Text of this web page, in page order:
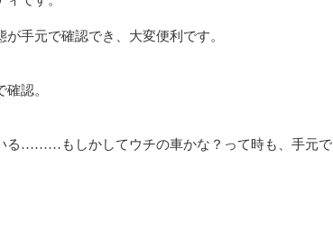
手元で確認でき、大変便利です。
認。
る………もしかしてウチの車かな？って時も、手元で